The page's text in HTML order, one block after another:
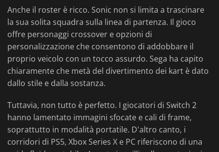
Anche il roster è ricco. Sonic non si limita a trascinare
la sua solita squadra sulla linea di partenza. Il gioco
offre personaggi crossover e opzioni di
personalizzazione che consentono di addobbare il
proprio veicolo con un tocco assurdo. Sega ha capito
chiaramente che metà del divertimento dei kart è dato
dallo stile e dalla sostanza.
Tuttavia, non tutto è perfetto. I giocatori di Switch 2
hanno lamentato immagini sfocate e cali di frame,
soprattutto in modalità portatile. D'altro canto, i
corridori di PS5, Xbox Series X e PC riferiscono di una